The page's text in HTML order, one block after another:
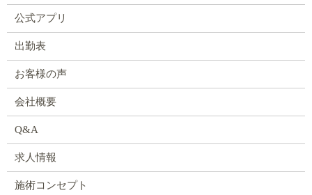
公式アプリ
出勤表
お客様の声
会社概要
Q&A
求人情報
施術コンセプト